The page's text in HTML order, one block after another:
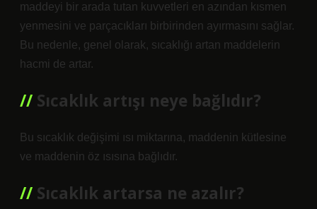
maddeyi bir arada tutan kuvvetleri en azından kısmen
yenmesini ve parçacıkları birbirinden ayırmasını sağlar.
Bu nedenle, genel olarak, sıcaklığı artan maddelerin
hacmi de artar.
Sıcaklık artışı neye bağlıdır?
Bu sıcaklık değişimi ısı miktarına, maddenin kütlesine
ve maddenin öz ısısına bağlıdır.
Sıcaklık artarsa ne azalır?